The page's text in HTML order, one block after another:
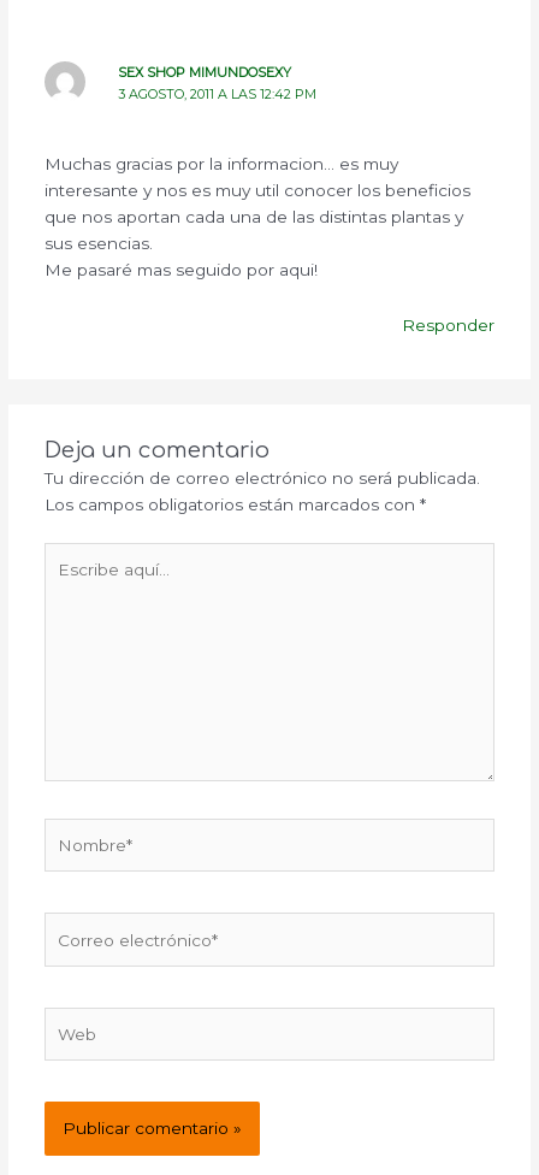
SEX SHOP MIMUNDOSEXY
3 AGOSTO, 2011 A LAS 12:42 PM
Muchas gracias por la informacion… es muy
interesante y nos es muy util conocer los beneficios
que nos aportan cada una de las distintas plantas y
sus esencias.
Me pasaré mas seguido por aqui!
Responder
Deja un comentario
Tu dirección de correo electrónico no será publicada.
Los campos obligatorios están marcados con *
aquí...
electrónico*